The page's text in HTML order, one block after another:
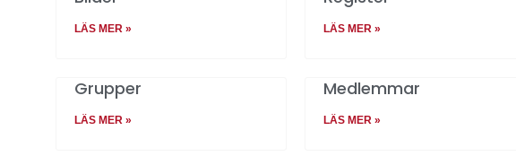
LÄS MER » LÄS MER »
Grupper
LÄS MER »
Medlemmar
LÄS MER »